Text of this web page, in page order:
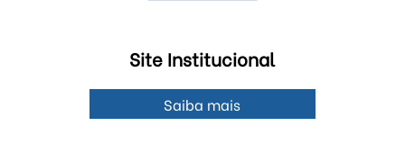
Site Institucional
Saiba mais